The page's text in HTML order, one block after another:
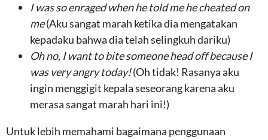
I was so enraged when he told me he cheated on
me(Aku sangat marah ketika dia mengatakan
kepadaku bahwa dia telah selingkuh dariku)
Oh no, I want to bite someone head off because I
was very angry today!(Oh tidak! Rasanya aku
ingin menggigit kepala seseorang karena aku
merasa sangat marah hari ini!)
Untuk lebih memahami bagaimana penggunaan